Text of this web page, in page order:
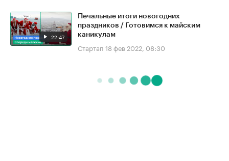
22:47
Печальные итоги новогодних
праздников / Готовимся к майским
каникулам
Стартап 18 фев 2022, 08:30